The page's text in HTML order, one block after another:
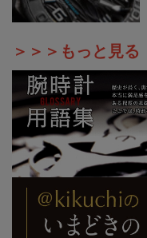
＞＞＞もっと見る